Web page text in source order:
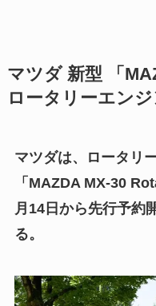
マツダ 新型 「
ロータリーエン
マツダは、ロータリ
「MAZDA MX-30
月14日から先行予約
る。